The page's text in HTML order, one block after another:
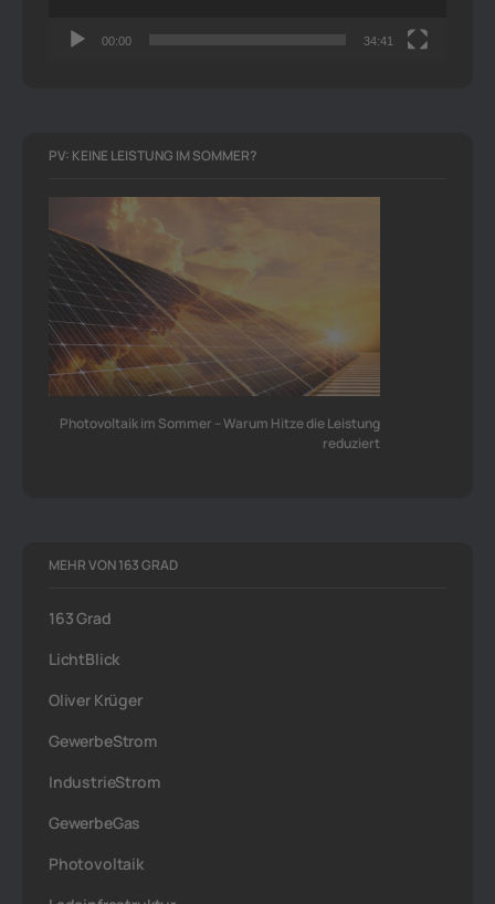
00:00 34:41
PV: KEINE LEISTUNG IM SOMMER?
Photovoltaik im Sommer – Warum Hitze die Leistung
reduziert
MEHR VON 163 GRAD
163 Grad
LichtBlick
Oliver Krüger
GewerbeStrom
IndustrieStrom
GewerbeGas
Photovoltaik